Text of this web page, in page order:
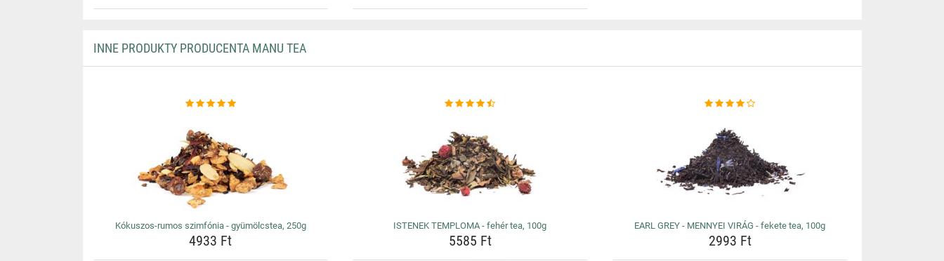
INNE PRODUKTY PRODUCENTA MANU TEA
Kókuszos-rumos szimfónia - gyümölcstea, 250g
4933 Ft
ISTENEK TEMPLOMA - fehér tea, 100g
5585 Ft
EARL GREY - MENNYEI VIRÁG - fekete tea, 100g
2993 Ft